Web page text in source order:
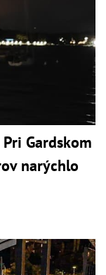
Gardskom
narýchlo